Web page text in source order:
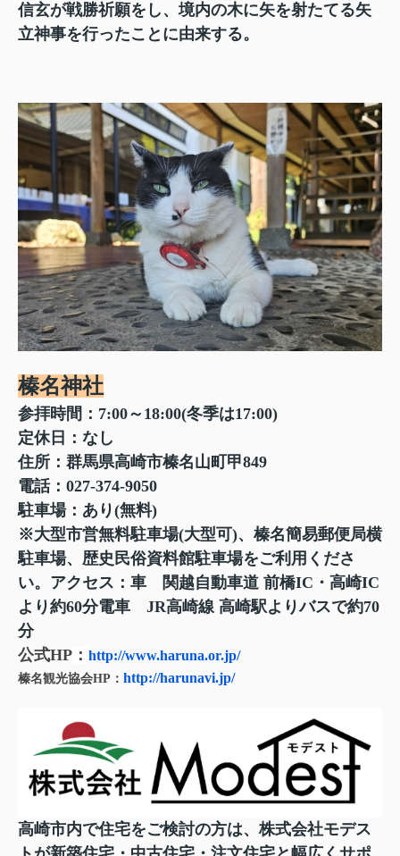
信玄が戦勝祈願をし、境内の木に矢を射たてる矢
立神事を行ったことに由来する。
榛名神社
参拝時間：7:00～18:00(冬季は17:00)
定休日：なし
住所：群馬県高崎市榛名山町甲849
電話：027-374-9050
駐車場：あり(無料)
※大型市営無料駐車場(大型可)、榛名簡易郵便局横
駐車場、歴史民俗資料館駐車場をご利用くださ
い。アクセス：車 関越自動車道 前橋IC・高崎IC
より約60分電車 JR高崎線 高崎駅よりバスで約70
分
公式HP ： http://www.haruna.or.jp/
榛名観光協会HP： http://harunavi.jp/
高崎市内で住宅をご検討の方は、株式会社モデス